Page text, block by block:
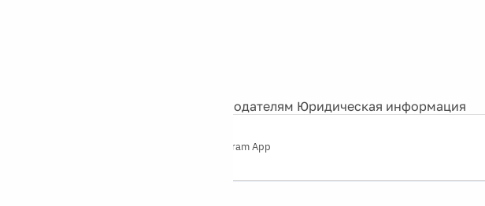
Рекламодателям Юридическая информация
Telegram App